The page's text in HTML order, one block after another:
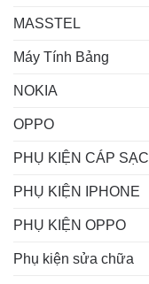
MASSTEL
Máy Tính Bảng
NOKIA
OPPO
PHỤ KIỆN CÁP SẠC
PHỤ KIỆN IPHONE
PHỤ KIỆN OPPO
Phụ kiện sửa chữa